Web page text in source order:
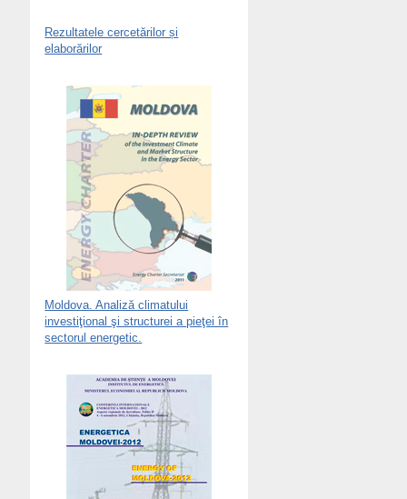
Rezultatele cercetărilor și
elaborărilor
Moldova. Analiză climatului
investiţional şi structurei a pieţei în
sectorul energetic.